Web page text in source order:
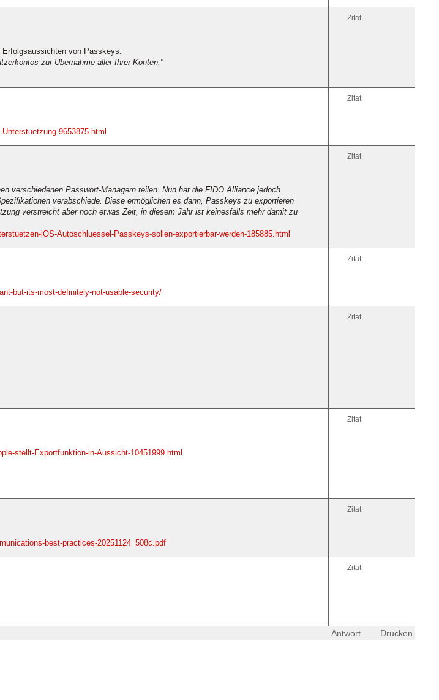
Zitat
Erfolgsaussichten von Passkeys:
zur Übernahme aller Ihrer Konten."
Zitat
9653875.html
Zitat
verschiedenen Passwort-Managern teilen. Nun hat die FIDO Alliance jedoch
verabschiede. Diese ermöglichen es dann, Passkeys zu exportieren
verstreicht aber noch etwas Zeit, in diesem Jahr ist keinesfalls mehr damit zu
iOS-Autoschluessel-Passkeys-sollen-exportierbar-werden-185885.html
Zitat
but-its-most-definitely-not-usable-security/
Zitat
Zitat
stellt-Exportfunktion-in-Aussicht-10451999.html
Zitat
best-practices-20251124_508c.pdf
Zitat
Antwort Drucken